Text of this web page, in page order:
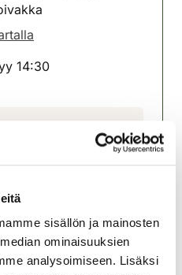
sisällön ja mainosten
ominaisuuksien
analysoimiseen. Lisäksi
14:30